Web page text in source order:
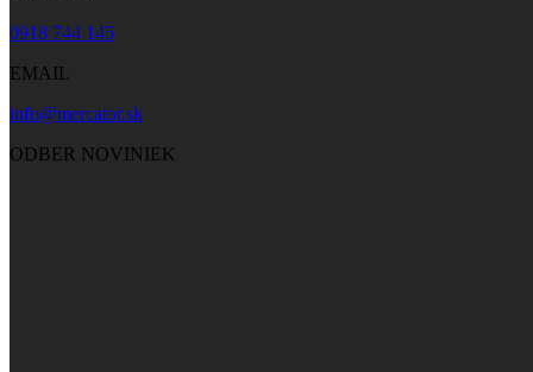
0918 744 145
EMAIL
info@mercator.sk
ODBER NOVINIEK